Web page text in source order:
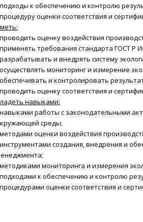
к обеспечению и контролю
оценки соответствия и
оценку воздействия
требования стандарта ГОСТ Р
и внедрять систему
мониторинг и измерение
и контролировать
оценку соответствия и
навыками:
работы с законодательными
среды;
оценки воздействия
создания, внедрения и
методиками мониторинга и измерения
подходами к обеспечению и контролю
процедурами оценки соответствия и